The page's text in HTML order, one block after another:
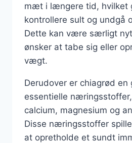
mæt i længere tid, hvilket
kontrollere sult og undgå
Dette kan være særligt
ønsker at tabe sig eller
vægt.
Derudover er chiagrød en
essentielle
calcium, magnesium og
Disse næringsstoffer
at opretholde et sundt